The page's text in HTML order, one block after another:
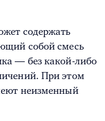
содержать
собой смесь
— без какой-либо
При этом
неизменный